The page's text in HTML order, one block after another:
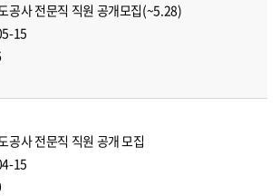
공사 전문직 직원 공개모집(~5.28)
15
공사 전문직 직원 공개 모집
15